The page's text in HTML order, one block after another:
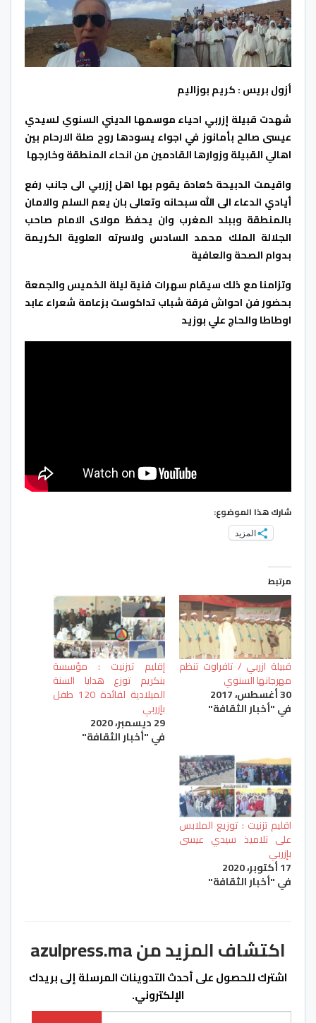
أزول بريس : كريم بوزاليم
شهدت قبيلة إزربي احياء موسمها الديني السنوي لسيدي
عيسى صالح بأمانوز في اجواء يسودها روح صلة الارحام بين
اهالي القبيلة وزوارها القادمين من انحاء المنطقة وخارجها
واقيمت الدبيحة كعادة يقوم بها اهل إزربي الى جانب رفع
أيادي الدعاء الى الله سبحانه وتعالى بان يعم السلم والامان
بالمنطقة وببلد المغرب وان يحفظ مولاى الامام صاحب
الجلالة الملك محمد السادس ولاسرته العلوية الكريمة
بدوام الصحة والعافية
وتزامنا مع ذلك سيقام سهرات فنية ليلة الخميس والجمعة
بحضور فن احواش فرقة شباب تداكوست بزعامة شعراء عابد
اوطاطا والحاج علي بوزيد
شارك هذا الموضوع:
المزيد
مرتبط
قبيلة ازربي / تافراوت تنظم
مهرجانها السنوي
30 أغسطس، 2017
في "أخبار الثقافة"
إقليم تيزنيت : مؤسسة
بنكريم توزع هدايا السنة
الميلادية لفائدة 120 طفل
بإزربي
29 ديسمبر، 2020
في "أخبار الثقافة"
اقليم تزنيت : توزيع الملابس
على تلاميذ سيدي عيسى
بإزربي
17 أكتوبر، 2020
في "أخبار الثقافة"
اكتشاف المزيد من azulpress.ma
اشترك للحصول على أحدث التدوينات المرسلة إلى بريدك
الإلكتروني.
كتابة بريدك الإلكتروني...